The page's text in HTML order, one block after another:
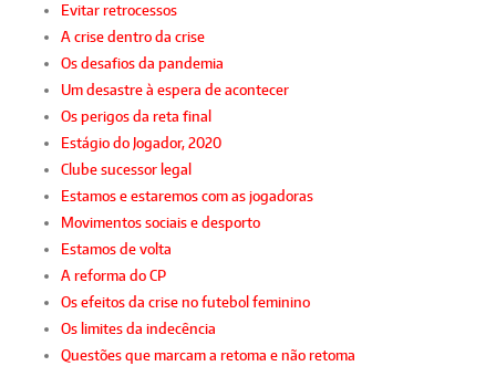
Evitar retrocessos
A crise dentro da crise
Os desafios da pandemia
Um desastre à espera de acontecer
Os perigos da reta final
Estágio do Jogador, 2020
Clube sucessor legal
Estamos e estaremos com as jogadoras
Movimentos sociais e desporto
Estamos de volta
A reforma do CP
Os efeitos da crise no futebol feminino
Os limites da indecência
Questões que marcam a retoma e não retoma